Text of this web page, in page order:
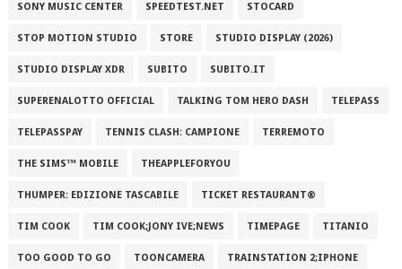
SONY MUSIC CENTER SPEEDTEST.NET STOCARD
STOP MOTION STUDIO STORE STUDIO DISPLAY (2026)
STUDIO DISPLAY XDR SUBITO SUBITO.IT
SUPERENALOTTO OFFICIAL TALKING TOM HERO DASH TELEPASS
TELEPASSPAY TENNIS CLASH: CAMPIONE TERREMOTO
THE SIMS™ MOBILE THEAPPLEFORYOU
THUMPER: EDIZIONE TASCABILE TICKET RESTAURANT®
TIM COOK TIM COOK;JONY IVE;NEWS TIMEPAGE TITANIO
TOO GOOD TO GO TOONCAMERA TRAINSTATION 2;IPHONE